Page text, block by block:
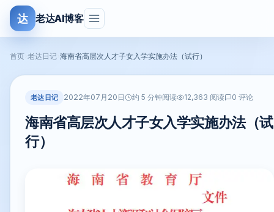
达 老达AI博客
首页 老达日记 海南省高层次人才子女入学实施办法（试行）
老达日记 2022年07月20日 约 5 分钟阅读 12,363 阅读 0 评论
海南省高层次人才子女入学实施办法（试
行）